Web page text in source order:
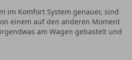
im Komfort System genauer, sind
einem auf den anderen Moment
am Wagen gebastelt und